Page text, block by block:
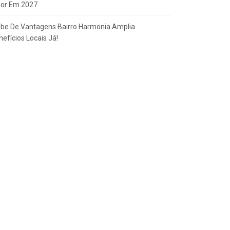
Em 2027
De Vantagens Bairro Harmonia Amplia
Locais Já!